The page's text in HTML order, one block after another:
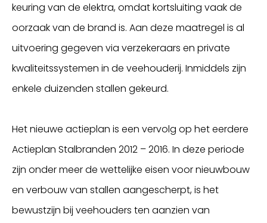
keuring van de elektra, omdat kortsluiting vaak de
oorzaak van de brand is. Aan deze maatregel is al
uitvoering gegeven via verzekeraars en private
kwaliteitssystemen in de veehouderij. Inmiddels zijn
enkele duizenden stallen gekeurd.
Het nieuwe actieplan is een vervolg op het eerdere
Actieplan Stalbranden 2012 – 2016. In deze periode
zijn onder meer de wettelijke eisen voor nieuwbouw
en verbouw van stallen aangescherpt, is het
bewustzijn bij veehouders ten aanzien van